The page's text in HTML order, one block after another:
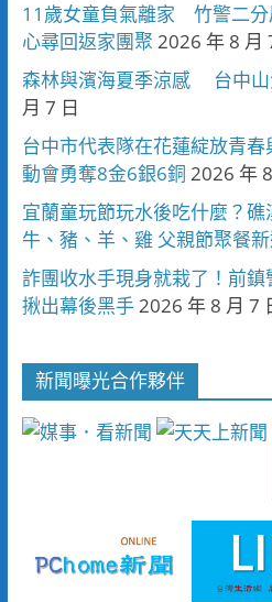
11歲女童負氣離家 竹警二分
心尋回返家團聚 2026 年 8 月
森林與濱海夏季涼感 台中山
月 7 日
台中市代表隊在花蓮綻放青
動會勇奪8金6銀6銅 2026 年
宜蘭童玩節玩水後吃什麼？
牛、豬、羊、雞 父親節聚餐
詐團收水手現身就栽了！前
揪出幕後黑手2026 年 8 月 7
新聞曝光合作夥伴